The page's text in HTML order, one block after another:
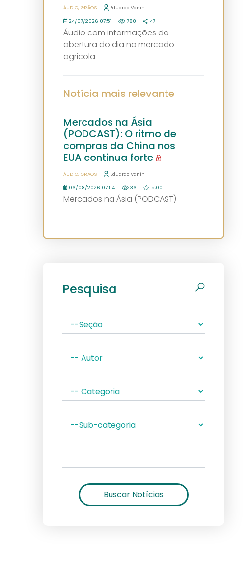
ÁUDIO GRÃOS Eduardo Vanin
24/07/2026 07:51 780 47
Áudio com informações do
abertura do dia no mercado
agricola
Notícia mais relevante
Mercados na Ásia
(PODCAST): O ritmo de
compras da China nos
EUA continua forte
ÁUDIO GRÃOS Eduardo Vanin
06/08/2026 07:54 36 5,00
Mercados na Ásia (PODCAST)
Pesquisa
Buscar Notícias